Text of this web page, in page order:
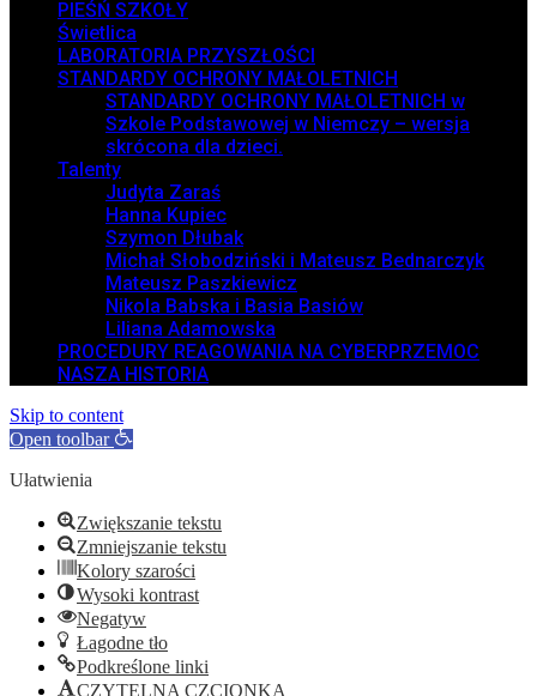
PIEŚŃ SZKOŁY
Świetlica
LABORATORIA PRZYSZŁOŚCI
STANDARDY OCHRONY MAŁOLETNICH
STANDARDY OCHRONY MAŁOLETNICH w
Szkole Podstawowej w Niemczy – wersja
skrócona dla dzieci.
Talenty
Judyta Zaraś
Hanna Kupiec
Szymon Dłubak
Michał Słobodziński i Mateusz Bednarczyk
Mateusz Paszkiewicz
Nikola Babska i Basia Basiów
Liliana Adamowska
PROCEDURY REAGOWANIA NA CYBERPRZEMOC
NASZA HISTORIA
Skip to content
Open toolbar
Ułatwienia
Zwiększanie tekstu
Zmniejszanie tekstu
Kolory szarości
Wysoki kontrast
Negatyw
Łagodne tło
Podkreślone linki
CZYTELNA CZCIONKA